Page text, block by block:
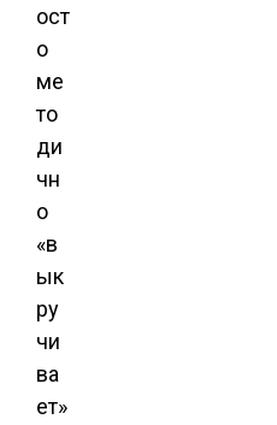
ост
о
ме
то
ди
чн
о
«в
ык
ру
чи
ва
ет»